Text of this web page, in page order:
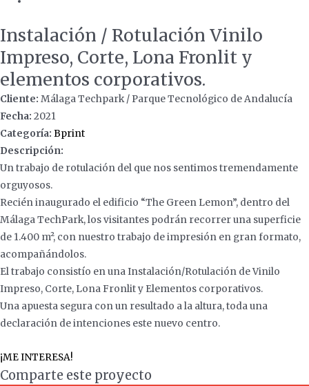
Instalación / Rotulación Vinilo
Impreso, Corte, Lona Fronlit y
elementos corporativos.
Cliente: Málaga Techpark / Parque Tecnológico de Andalucía
Fecha: 2021
Categoría: Bprint
Descripción:
Un trabajo de rotulación del que nos sentimos tremendamente
orguyosos.
Recién inaugurado el edificio “The Green Lemon”, dentro del
Málaga TechPark, los visitantes podrán recorrer una superficie
de 1.400 m², con nuestro trabajo de impresión en gran formato,
acompañándolos.
El trabajo consistío en una Instalación/Rotulación de Vinilo
Impreso, Corte, Lona Fronlit y Elementos corporativos.
Una apuesta segura con un resultado a la altura, toda una
declaración de intenciones este nuevo centro.
¡ME INTERESA!
Comparte este proyecto